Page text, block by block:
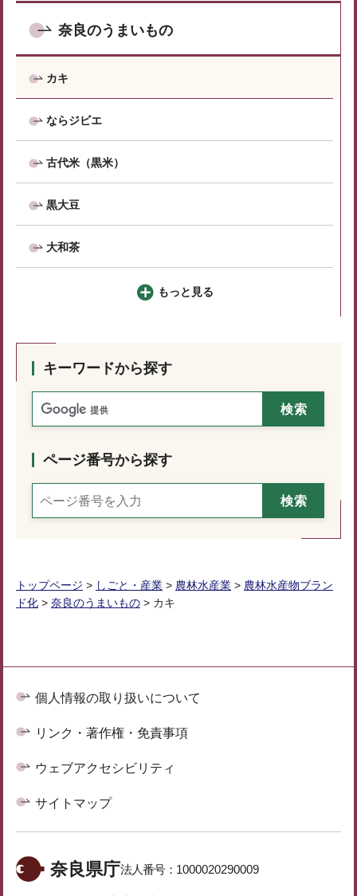
奈良のうまいもの
カキ
ならジビエ
古代米（黒米）
黒大豆
大和茶
もっと見る
キーワードから探す
ページ番号から探す
トップページ > しごと・産業 > 農林水産業 > 農林水産物ブラン
ド化 > 奈良のうまいもの > カキ
個人情報の取り扱いについて
リンク・著作権・免責事項
ウェブアクセシビリティ
サイトマップ
奈良県庁法人番号： 1000020290009